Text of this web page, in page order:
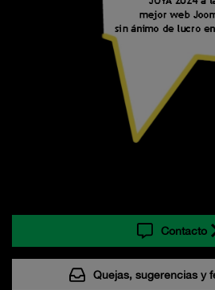
Contacto
Quejas, sugerencias y